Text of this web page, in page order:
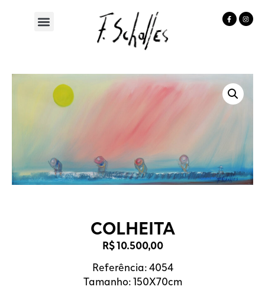
COLHEITA
R$10.500,00
Referência: 4054
Tamanho: 150X70cm